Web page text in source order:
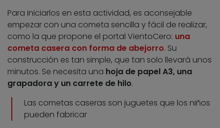
Para iniciarlos en esta actividad, es aconsejable
empezar con una cometa sencilla y fácil de realizar,
como la que propone el portal VientoCero: una
cometa casera con forma de abejorro. Su
construcción es tan simple, que tan solo llevará unos
minutos. Se necesita una hoja de papel A3, una
grapadora y un carrete de hilo.
Las cometas caseras son juguetes que los niños
pueden fabricar